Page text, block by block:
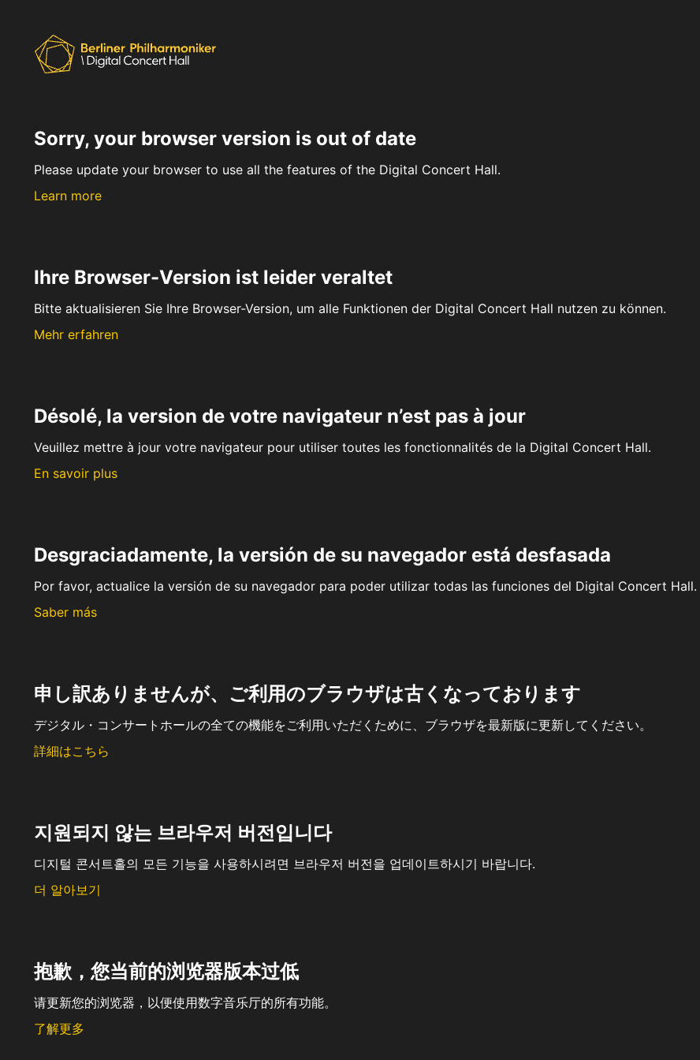
Sorry, your browser version is out of date
Please update your browser to use all the features of the Digital Concert Hall.
Learn more
Ihre Browser-Version ist leider veraltet
Bitte aktualisieren Sie Ihre Browser-Version, um alle Funktionen der Digital Concert Hall nutzen zu können.
Mehr erfahren
Désolé, la version de votre navigateur n’est pas à jour
Veuillez mettre à jour votre navigateur pour utiliser toutes les fonctionnalités de la Digital Concert Hall.
En savoir plus
Desgraciadamente, la versión de su navegador está desfasada
Por favor, actualice la versión de su navegador para poder utilizar todas las funciones del Digital Concert Hall.
Saber más
申し訳ありませんが、ご利用のブラウザは古くなっております
デジタル・コンサートホールの全ての機能をご利用いただくために、ブラウザを最新版に更新してください。
詳細はこちら
지원되지 않는 브라우저 버전입니다
디지털 콘서트홀의 모든 기능을 사용하시려면 브라우저 버전을 업데이트하시기 바랍니다.
더 알아보기
抱歉，您当前的浏览器版本过低
请更新您的浏览器，以便使用数字音乐厅的所有功能。
了解更多